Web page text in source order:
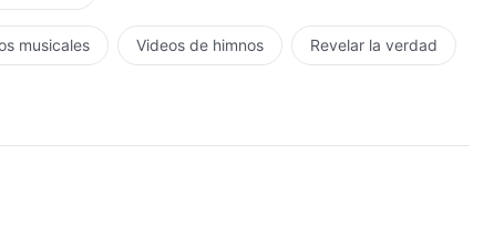
musicales Videos de himnos Revelar la verdad